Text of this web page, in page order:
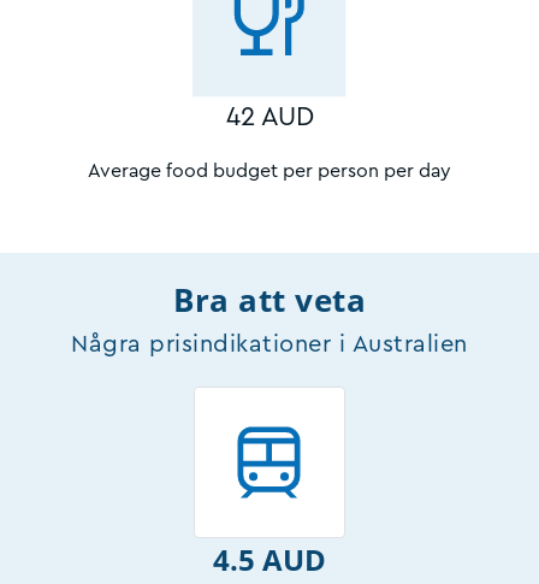
42 AUD
Average food budget per person per day
Bra att veta
Några prisindikationer i Australien
4.5 AUD